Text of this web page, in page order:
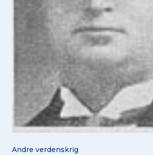
Andre verdenskrig